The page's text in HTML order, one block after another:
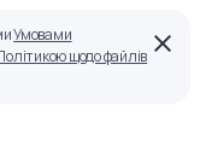
Умовами
щодо файлів